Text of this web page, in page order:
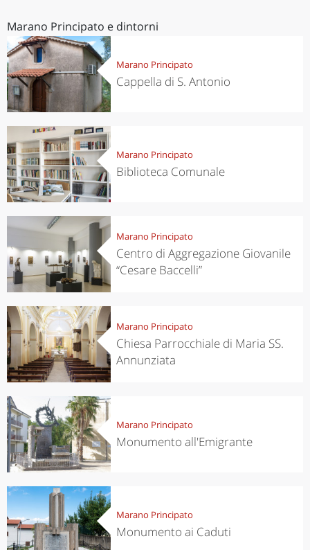
Marano Principato e dintorni
Marano Principato
Cappella di S. Antonio
Marano Principato
Biblioteca Comunale
Marano Principato
Centro di Aggregazione Giovanile
“Cesare Baccelli”
Marano Principato
Chiesa Parrocchiale di Maria SS.
Annunziata
Marano Principato
Monumento all'Emigrante
Marano Principato
Monumento ai Caduti